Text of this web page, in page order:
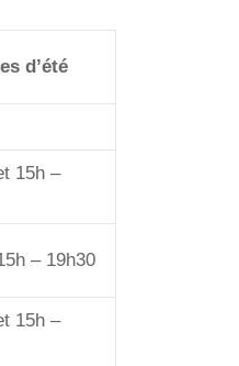
d’été
15h –
– 19h30
15h –